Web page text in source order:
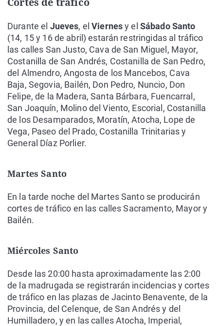
Durante el Jueves, elViernesy el Sábado Santo
(14, 15 y 16 de abril) estarán restringidas al tráfico
las calles San Justo, Cava de San Miguel, Mayor,
Costanilla de San Andrés, Costanilla de San Pedro,
del Almendro, Angosta de los Mancebos, Cava
Baja, Segovia, Bailén, Don Pedro, Nuncio, Don
Felipe, de la Madera, Santa Bárbara, Fuencarral,
San Joaquín, Molino del Viento, Escorial, Costanilla
de los Desamparados, Moratín, Atocha, Lope de
Vega, Paseo del Prado, Costanilla Trinitarias y
General Díaz Porlier.
Martes Santo
En la tarde noche del Martes Santo se producirán
cortes de tráfico en las calles Sacramento, Mayor y
Bailén.
Miércoles Santo
Desde las 20:00 hasta aproximadamente las 2:00
de la madrugada se registrarán incidencias y cortes
de tráfico en las plazas de Jacinto Benavente, de la
Provincia, del Celenque, de San Andrés y del
Humilladero, y en las calles Atocha, Imperial,